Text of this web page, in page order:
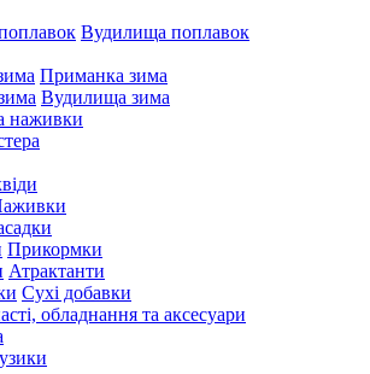
Вудилища поплавок
Приманка зима
Вудилища зима
наживки
Прикормки
Атрактанти
Сухі добавки
обладнання та аксесуари